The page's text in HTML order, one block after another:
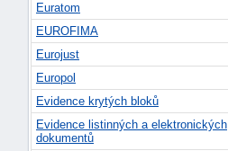
Euratom
EUROFIMA
Eurojust
Europol
Evidence krytých bloků
Evidence listinných a elektronických
dokumentů